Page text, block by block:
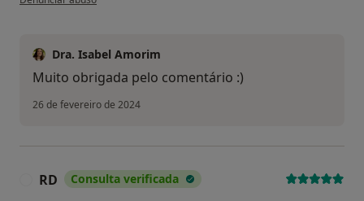
Dra. Isabel Amorim
Muito obrigada pelo comentário :)
26 de fevereiro de 2024
RD Consulta verificada